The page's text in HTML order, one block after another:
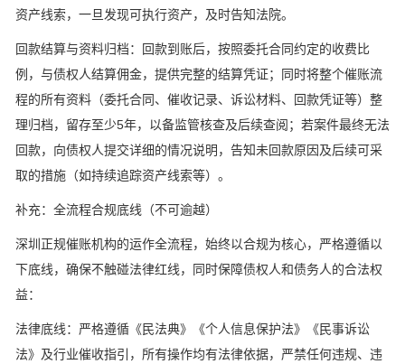
资产线索，一旦发现可执行资产，及时告知法院。
回款结算与资料归档：回款到账后，按照委托合同约定的收费比
例，与债权人结算佣金，提供完整的结算凭证；同时将整个催账流
程的所有资料（委托合同、催收记录、诉讼材料、回款凭证等）整
理归档，留存至少5年，以备监管核查及后续查阅；若案件最终无法
回款，向债权人提交详细的情况说明，告知未回款原因及后续可采
取的措施（如持续追踪资产线索等）。
补充：全流程合规底线（不可逾越）
深圳正规催账机构的运作全流程，始终以合规为核心，严格遵循以
下底线，确保不触碰法律红线，同时保障债权人和债务人的合法权
益：
法律底线：严格遵循《民法典》《个人信息保护法》《民事诉讼
法》及行业催收指引，所有操作均有法律依据，严禁任何违规、违